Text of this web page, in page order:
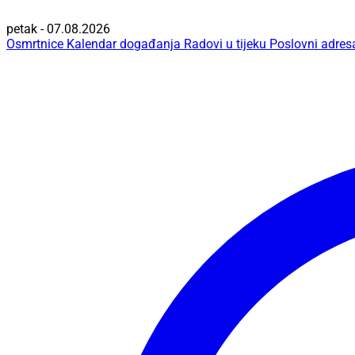
petak - 07.08.2026
Osmrtnice Kalendar događanja Radovi u tijeku Poslovni